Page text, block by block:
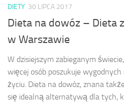
DIETY 30 LIPCA 2017
Dieta na dowóz – Dieta
w Warszawie
W dzisiejszym zabieganym
więcej osób poszukuje
życiu. Dieta na dowóz, znana
się idealną alternatywą dla tych,